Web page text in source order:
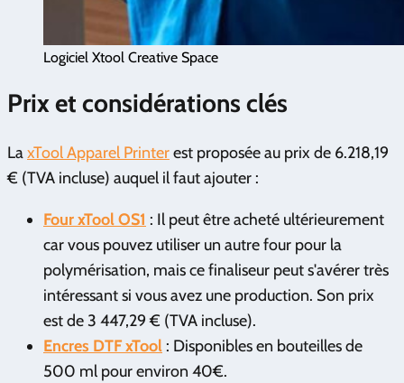
Logiciel Xtool Creative Space
Prix et considérations clés
LaxTool Apparel Printerest proposée au prix de 6.218,19
€ (TVA incluse) auquel il faut ajouter :
Four xTool OS1 : Il peut être acheté ultérieurement
car vous pouvez utiliser un autre four pour la
polymérisation, mais ce finaliseur peut s'avérer très
intéressant si vous avez une production. Son prix
est de 3 447,29 € (TVA incluse).
Encres DTF xTool : Disponibles en bouteilles de
500 ml pour environ 40€.